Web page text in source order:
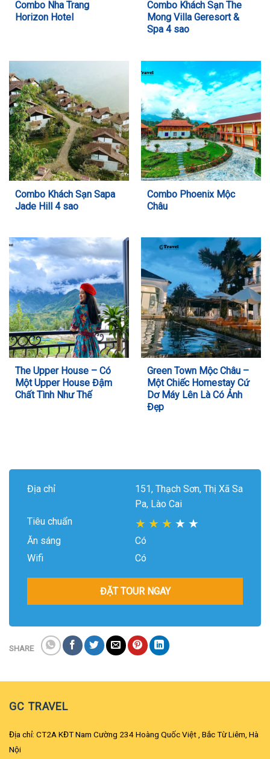
Combo Nha Trang
Horizon Hotel
Combo Khách Sạn The
Mong Villa Geresort &
Spa 4 sao
Combo Khách Sạn Sapa
Jade Hill 4 sao
Combo Phoenix Mộc
Châu
The Upper House – Có
Một Upper House Đậm
Chất Tình Như Thế
Green Town Mộc Châu –
Một Chiếc Homestay Cứ
Dơ Máy Lên Là Có Ảnh
Đẹp
Địa chỉ
151, Thạch Sơn, Thị Xã Sa
Pa, Lào Cai
Tiêu chuẩn
★ ★ ★ ★ ★
Ăn sáng
Có
Wifi
Có
ĐẶT TOUR NGAY
SHARE
GC TRAVEL
Địa chỉ: CT2A KĐT Nam Cường 234 Hoàng Quốc Việt , Bắc Từ Liêm, Hà
Nội